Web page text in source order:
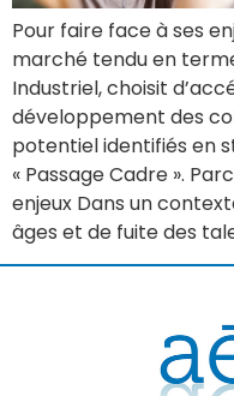
Pour faire face à ses
marché tendu en
Industriel, choisit
développement des
potentiel identifiés en
« Passage Cadre ».
enjeux Dans un
âges et de fuite des